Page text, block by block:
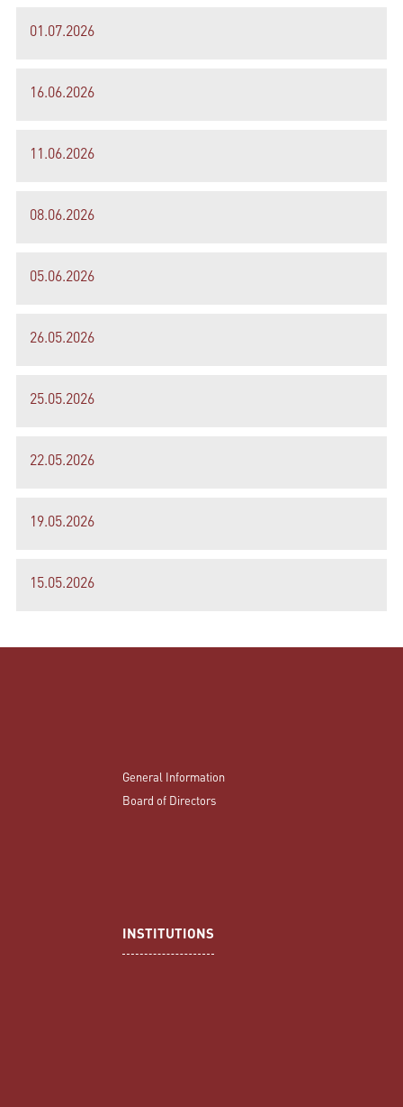
01.07.2026
16.06.2026
11.06.2026
08.06.2026
05.06.2026
26.05.2026
25.05.2026
22.05.2026
19.05.2026
15.05.2026
General Information
Board of Directors
INSTITUTIONS